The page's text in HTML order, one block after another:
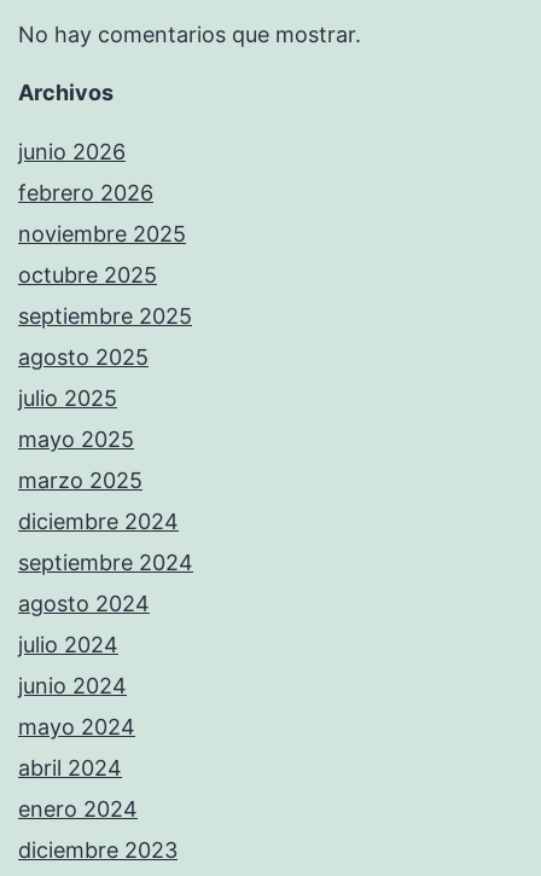
No hay comentarios que mostrar.
Archivos
junio 2026
febrero 2026
noviembre 2025
octubre 2025
septiembre 2025
agosto 2025
julio 2025
mayo 2025
marzo 2025
diciembre 2024
septiembre 2024
agosto 2024
julio 2024
junio 2024
mayo 2024
abril 2024
enero 2024
diciembre 2023